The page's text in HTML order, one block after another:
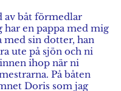
av båt förmedlar
har en pappa med mig
med sin dotter, han
ute på sjön och ni
ihop när ni
På båten
Doris som jag